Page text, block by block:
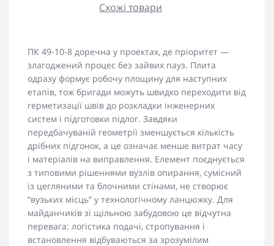
Схожі товари
ПК 49-10-8 доречна у проектах, де пріоритет —
злагоджений процес без зайвих пауз. Плита
одразу формує робочу площину для наступних
етапів, тож бригади можуть швидко переходити від
герметизації швів до розкладки інженерних
систем і підготовки підлог. Завдяки
передбачуваній геометрії зменшується кількість
дрібних підгонок, а це означає менше витрат часу
і матеріалів на виправлення. Елемент поєднується
з типовими рішеннями вузлів опирання, сумісний
із цегляними та блочними стінами, не створює
“вузьких місць” у технологічному ланцюжку. Для
майданчиків зі щільною забудовою це відчутна
перевага: логістика подачі, стропування і
встановлення відбуваються за зрозумілим